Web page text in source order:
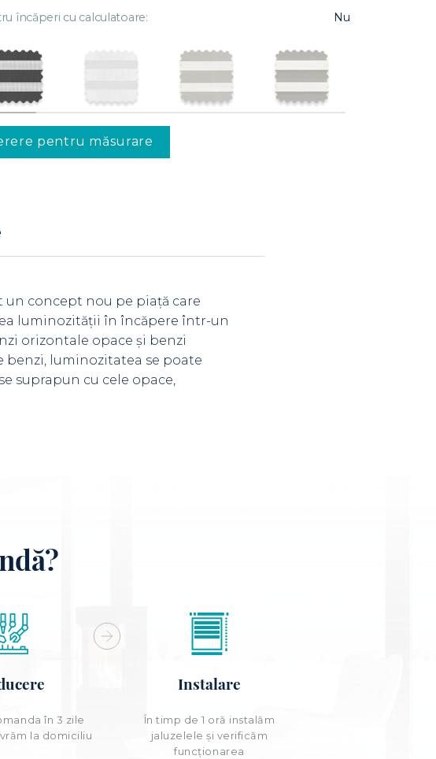
încăperi cu calculatoare:
Nu
pentru măsurare
un concept nou pe piață care
luminozității în încăpere într-un
orizontale opace și benzi
luminozitatea se poate
suprapun cu cele opace,
în 3 zile
la domiciliu
Instalare
În timp de 1 oră instalăm
jaluzelele și verificăm
funcționarea